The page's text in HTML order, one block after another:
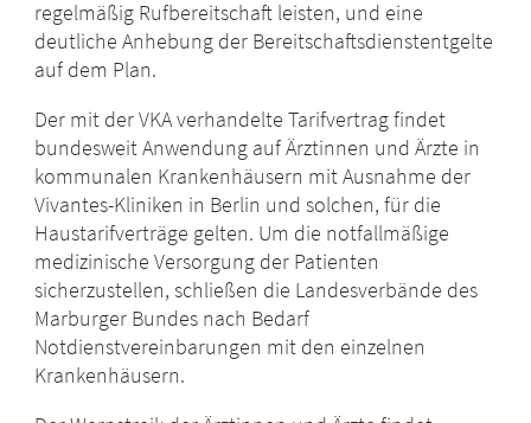
regelmäßig Rufbereitschaft leisten, und eine
deutliche Anhebung der Bereitschaftsdienstentgelte
auf dem Plan.
Der mit der VKA verhandelte Tarifvertrag findet
bundesweit Anwendung auf Ärztinnen und Ärzte in
kommunalen Krankenhäusern mit Ausnahme der
Vivantes-Kliniken in Berlin und solchen, für die
Haustarifverträge gelten. Um die notfallmäßige
medizinische Versorgung der Patienten
sicherzustellen, schließen die Landesverbände des
Marburger Bundes nach Bedarf
Notdienstvereinbarungen mit den einzelnen
Krankenhäusern.